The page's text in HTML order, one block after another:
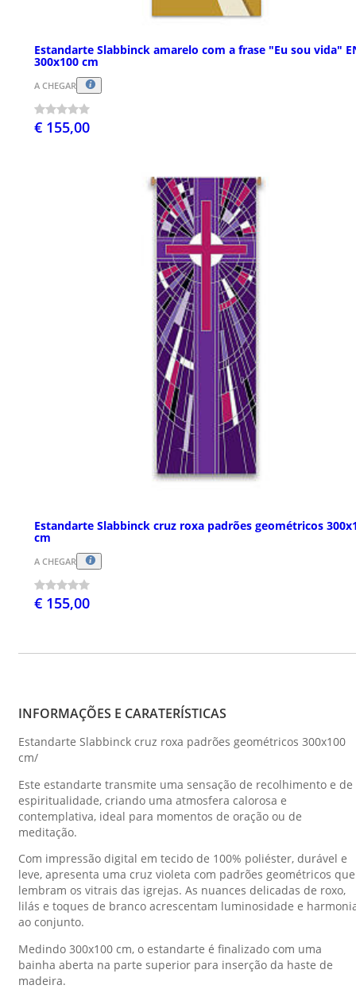
Estandarte Slabbinck amarelo com a frase "Eu sou vida"
300x100 cm
A CHEGAR
€ 155,00
Estandarte Slabbinck cruz roxa padrões geométricos
cm
A CHEGAR
€ 155,00
INFORMAÇÕES E CARATERÍSTICAS
Estandarte Slabbinck cruz roxa padrões geométricos 300x100
cm/
Este estandarte transmite uma sensação de recolhimento e de
espiritualidade, criando uma atmosfera calorosa e
contemplativa, ideal para momentos de oração ou de
meditação.
Com impressão digital em tecido de 100% poliéster, durável e
leve, apresenta uma cruz violeta com padrões geométricos que
lembram os vitrais das igrejas. As nuances delicadas de roxo,
lilás e toques de branco acrescentam luminosidade e
ao conjunto.
Medindo 300x100 cm, o estandarte é finalizado com uma
bainha aberta na parte superior para inserção da haste de
madeira.